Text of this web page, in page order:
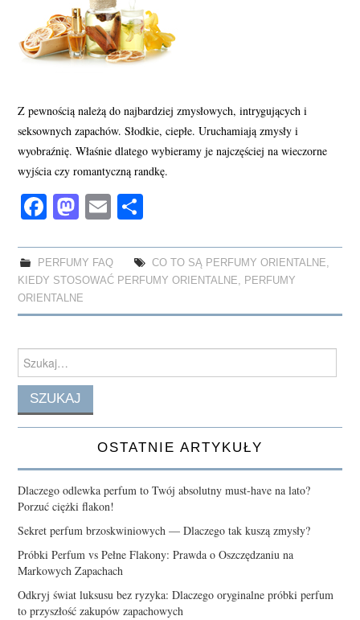
Z pewnością należą do najbardziej zmysłowych, intrygujących i
seksownych zapachów. Słodkie, ciepłe. Uruchamiają zmysły i
wyobraźnię. Właśnie dlatego wybieramy je najczęściej na wieczorne
wyjścia czy romantyczną randkę.
Fa
bo
ok
M
to
do
n
E
ailre
PERFUMY FAQ CO TO SĄ PERFUMY ORIENTALNE,
KIEDY STOSOWAĆ PERFUMY ORIENTALNE, PERFUMY
ORIENTALNE
Search
for:
OSTATNIE ARTYKUŁY
Dlaczego odlewka perfum to Twój absolutny must-have na lato?
Porzuć ciężki flakon!
Sekret perfum brzoskwiniowych — Dlaczego tak kuszą zmysły?
Próbki Perfum vs Pełne Flakony: Prawda o Oszczędzaniu na
Markowych Zapachach
Odkryj świat luksusu bez ryzyka: Dlaczego oryginalne próbki perfum
to przyszłość zakupów zapachowych